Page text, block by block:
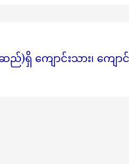
ကျောင်းသား၊ ကျောင်း